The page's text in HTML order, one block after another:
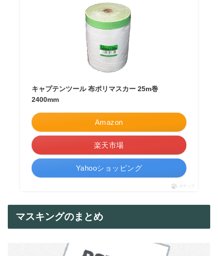
キャプテンツール 布ポリマスカー 25m巻
2400mm
Amazon
楽天市場
Yahooショッピング
ポチップ
マスキングのまとめ